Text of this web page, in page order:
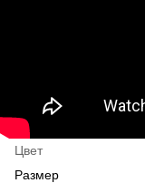
Цвет
Размер